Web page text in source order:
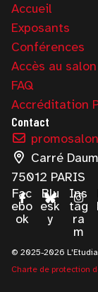
Accueil
Exposants
Conférences
Accès au salon
FAQ
Accréditation
Contact
Carré
75012 PARIS
Fac
ebo
ok
Blu
esk
y
Ins
tag
ra
m
© 2025-2026
Charte de protection